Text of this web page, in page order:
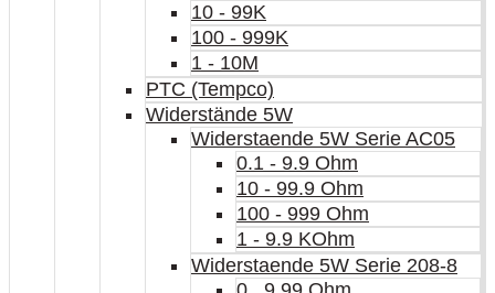
10 - 99K
100 - 999K
1 - 10M
PTC (Tempco)
Widerstände 5W
Widerstaende 5W Serie AC05
0.1 - 9.9 Ohm
10 - 99.9 Ohm
100 - 999 Ohm
1 - 9.9 KOhm
Widerstaende 5W Serie 208-8